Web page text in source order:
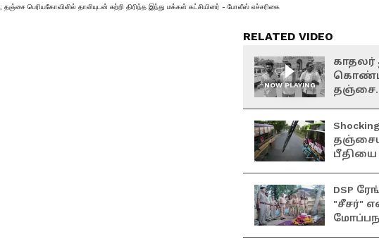
பெரியகோவிலில் தாலியுடன் சுற்றி திரிந்த இந்து மக்கள் கட்சியினர் - போலீஸ் எச்சரிகை
RELATED VIDEO
NOW PLAYING
காதலர்
தஞ்சை
பீதியை
DSP
"சீசர்"